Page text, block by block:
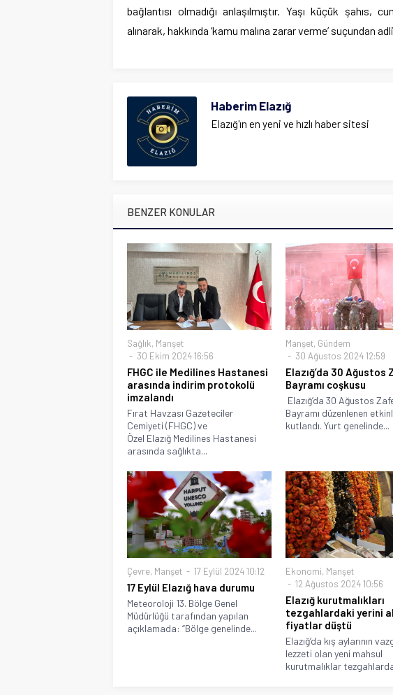
bağlantısı olmadığı anlaşılmıştır. Yaşı küçük şahıs,
alınarak, hakkında ‘kamu malına zarar verme’ suçundan
Haberim Elazığ
Elazığ'ın en yeni ve hızlı haber sitesi
BENZER KONULAR
Sağlık, Manşet
30 Ekim 2024 16:56
FHGC ile Medilines Hastanesi
arasında indirim protokolü
imzalandı
Fırat Havzası Gazeteciler
Cemiyeti (FHGC) ve
Özel Elazığ Medilines Hastanesi
arasında sağlıkta...
Manşet, Gündem
30 Ağustos 2024 12:59
Elazığ’da 30 Ağustos
Bayramı coşkusu
Elazığ’da 30 Ağustos
Bayramı düzenlenen
kutlandı. Yurt genelinde...
Çevre, Manşet 17 Eylül 2024 10:12
17 Eylül Elazığ hava durumu
Meteoroloji 13. Bölge Genel
Müdürlüğü tarafından yapılan
açıklamada: “Bölge genelinde...
Ekonomi, Manşet
12 Ağustos 2024 10:56
Elazığ kurutmalıkları
tezgahlardaki yerini
fiyatlar düştü
Elazığ’da kış aylarının
lezzeti olan yeni mahsul
kurutmalıklar